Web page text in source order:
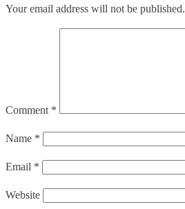
Your email address will not be published.
Comment *
Name *
Email *
Website